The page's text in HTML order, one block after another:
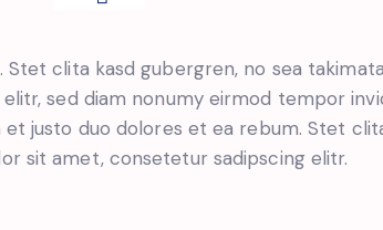
clita kasd gubergren, no sea
sed diam nonumy eirmod tempor
justo duo dolores et ea rebum. Stet
sit amet, consetetur sadipscing elitr.